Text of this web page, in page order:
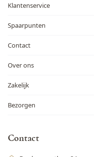
Klantenservice
Spaarpunten
Contact
Over ons
Zakelijk
Bezorgen
Contact